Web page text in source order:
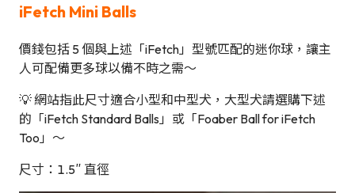
iFetch Mini Balls
價錢包括 5 個與上述「iFetch」型號匹配的迷你球，讓主
人可配備更多球以備不時之需～
💡 網站指此尺寸適合小型和中型犬，大型犬請選購下述
的「iFetch Standard Balls」或「Foaber Ball for iFetch
Too」～
尺寸：1.5″ 直徑